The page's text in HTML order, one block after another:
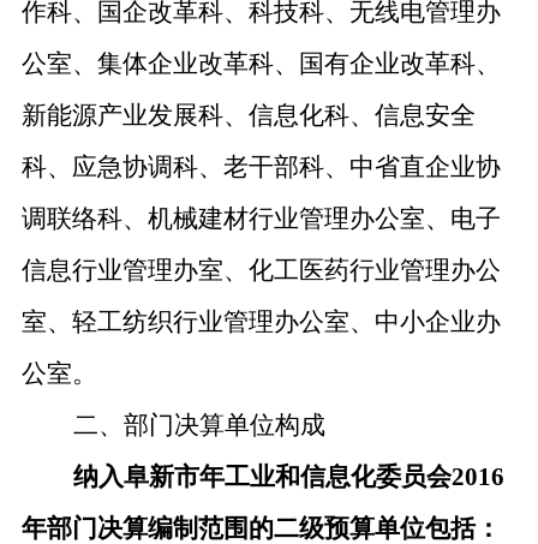
作科、国企改革科、科技科、无线电管理办
公室、集体企业改革科、国有企业改革科、
新能源产业发展科、信息化科、信息安全
科、应急协调科、老干部科、中省直企业协
调联络科、机械建材行业管理办公室、电子
信息行业管理办室、化工医药行业管理办公
室、轻工纺织行业管理办公室、中小企业办
公室。
二、部门决算单位构成
纳入阜新市年工业和信息化委员会2016
年部门决算编制范围的二级预算单位包括：